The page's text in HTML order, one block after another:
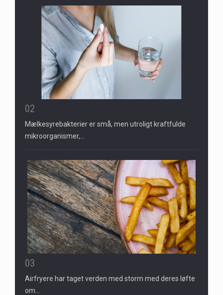
02
Mælkesyrebakterier er små, men utroligt kraftfulde
mikroorganismer,…
03
Airfryere har taget verden med storm med deres løfte
om…